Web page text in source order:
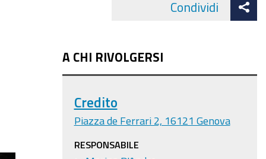
Condividi
A CHI RIVOLGERSI
Credito
Piazza de Ferrari 2, 16121 Genova
RESPONSABILE